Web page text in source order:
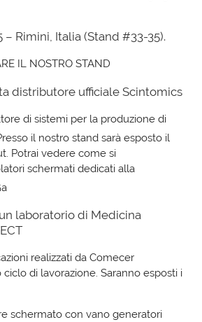
– Rimini, Italia (Stand #33-35).
IL NOSTRO STAND
distributore ufficiale Scintomics
di sistemi per la produzione di
il nostro stand sarà esposto il
Potrai vedere come si
schermati dedicati alla
laboratorio di Medicina
realizzati da Comecer
di lavorazione. Saranno esposti i
schermato con vano generatori